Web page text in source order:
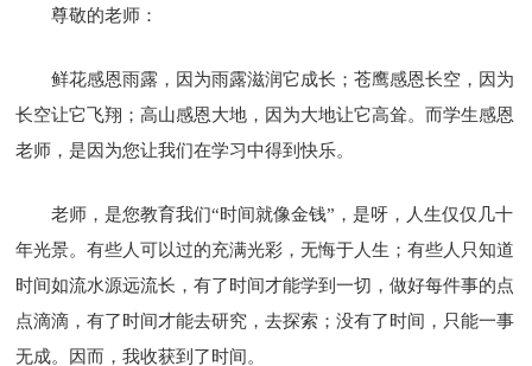
尊敬的老师：
鲜花感恩雨露，因为雨露滋润它成长；苍鹰感恩长空，因为
长空让它飞翔；高山感恩大地，因为大地让它高耸。而学生感恩
老师，是因为您让我们在学习中得到快乐。
老师，是您教育我们“时间就像金钱”，是呀，人生仅仅几十
年光景。有些人可以过的充满光彩，无悔于人生；有些人只知道
时间如流水源远流长，有了时间才能学到一切，做好每件事的点
点滴滴，有了时间才能去研究，去探索；没有了时间，只能一事
无成。因而，我收获到了时间。